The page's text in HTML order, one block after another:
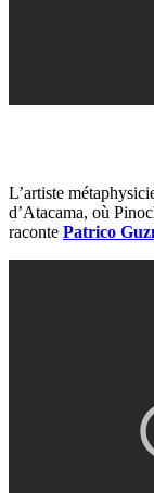
L’artiste
d’Atacama, où
raconte Patrico